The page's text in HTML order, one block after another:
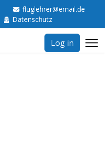
fluglehrer@email.de
Datenschutz
Log in